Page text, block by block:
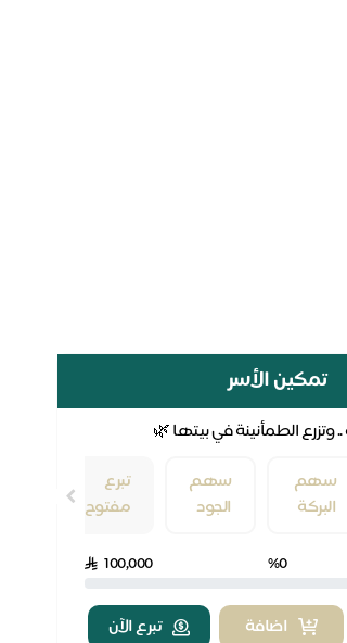
تمكين الأسر
الطمأنينة في بيتها 🌿
سهم
البركة
سهم
الجود
تبرع
مفتوح
%0
100,000
اضافة تبرع الآن